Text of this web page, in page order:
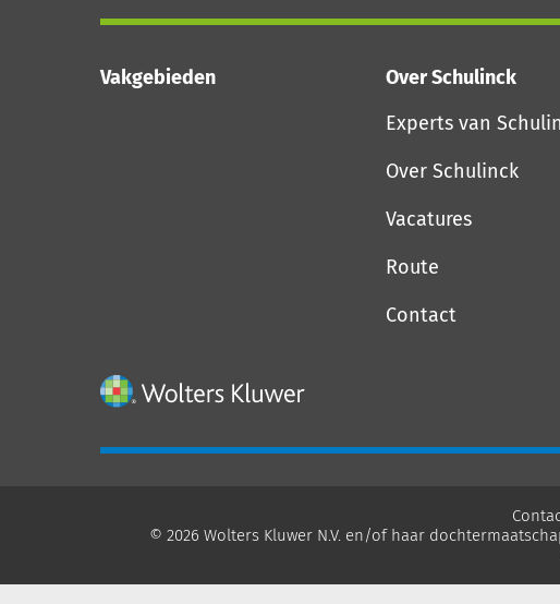
Vakgebieden
Over Schulinck
Experts van
Over Schulinck
Vacatures
Route
Contact
© 2026 Wolters Kluwer N.V. en/of haar